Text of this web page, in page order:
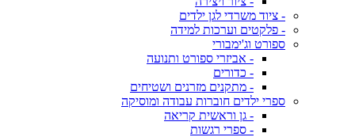
- ציוד משרדי לגן ילדים
- פלקטים וערכות למידה
ספורט וג'ימבורי
- אביזרי ספורט ותנועה
- כדורים
- מתקנים מזרנים ושטיחים
ספרי ילדים חוברות עבודה ומוסיקה
- גן וראשית קריאה
- ספרי רגשות